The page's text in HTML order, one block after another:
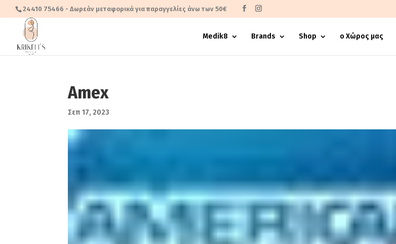
24410 75466 - Δωρεάν μεταφορικά για παραγγελίες άνω των 50€
Medik8 Brands Shop ο Χώρος μας
Amex
Σεπ 17, 2023